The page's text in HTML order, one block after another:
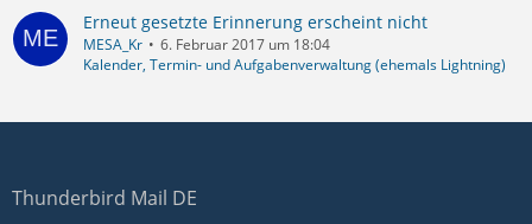
Erneut gesetzte Erinnerung erscheint nicht
MESA_Kr
6. Februar 2017 um 18:04
Kalender, Termin- und Aufgabenverwaltung (ehemals Lightning)
Thunderbird Mail DE